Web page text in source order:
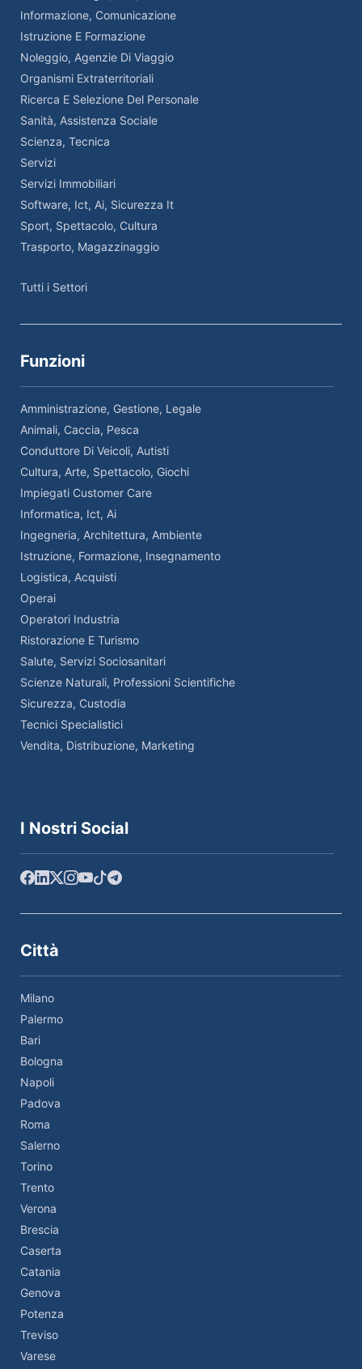
Informazione, Comunicazione
Istruzione E Formazione
Noleggio, Agenzie Di Viaggio
Organismi Extraterritoriali
Ricerca E Selezione Del Personale
Sanità, Assistenza Sociale
Scienza, Tecnica
Servizi
Servizi Immobiliari
Software, Ict, Ai, Sicurezza It
Sport, Spettacolo, Cultura
Trasporto, Magazzinaggio
Tutti i Settori
Funzioni
Amministrazione, Gestione, Legale
Animali, Caccia, Pesca
Conduttore Di Veicoli, Autisti
Cultura, Arte, Spettacolo, Giochi
Impiegati Customer Care
Informatica, Ict, Ai
Ingegneria, Architettura, Ambiente
Istruzione, Formazione, Insegnamento
Logistica, Acquisti
Operai
Operatori Industria
Ristorazione E Turismo
Salute, Servizi Sociosanitari
Scienze Naturali, Professioni Scientifiche
Sicurezza, Custodia
Tecnici Specialistici
Vendita, Distribuzione, Marketing
I Nostri Social
Città
Milano
Palermo
Bari
Bologna
Napoli
Padova
Roma
Salerno
Torino
Trento
Verona
Brescia
Caserta
Catania
Genova
Potenza
Treviso
Varese